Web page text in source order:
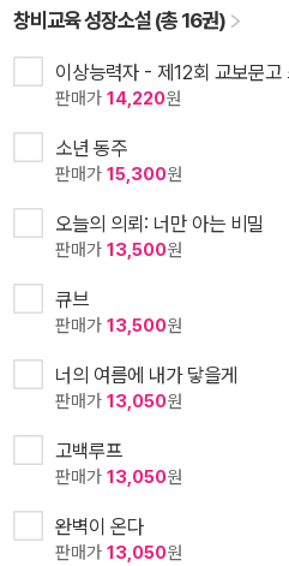
창비교육 성장소설 (총 16권)
이상능력자 - 제12회 교보문
판매가 14,220원
소년 동주
판매가 15,300원
오늘의 의뢰: 너만 아는 비밀
판매가 13,500원
큐브
판매가 13,500원
너의 여름에 내가 닿을게
판매가 13,050원
고백루프
판매가 13,050원
완벽이 온다
판매가 13,050원